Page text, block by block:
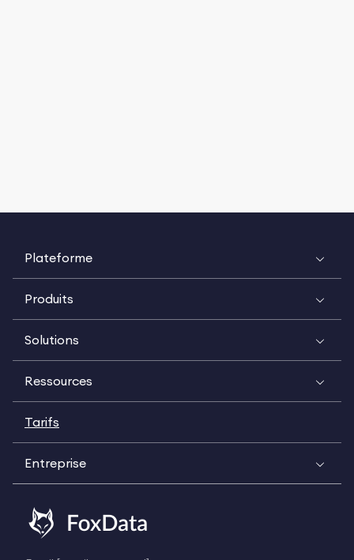
Plateforme
Produits
Solutions
Ressources
Tarifs
Entreprise